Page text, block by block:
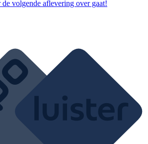
de volgende aflevering over gaat!